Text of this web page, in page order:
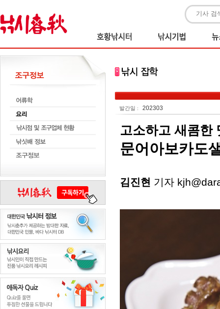
발간일 : 202303